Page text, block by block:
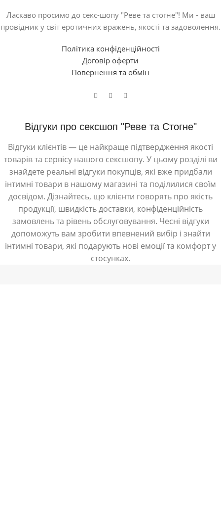
Ласкаво просимо до секс-шопу "Реве та стогне"! Ми - ваш
провідник у світ еротичних вражень, якості та задоволення.
Політика конфіденційності
Договір оферти
Повернення та обмін
Відгуки про сексшоп "Реве та Стогне"
Відгуки клієнтів — це найкраще підтвердження якості
товарів та сервісу нашого сексшопу. У цьому розділі ви
знайдете реальні відгуки покупців, які вже придбали
інтимні товари в нашому магазині та поділилися своїм
досвідом. Дізнайтесь, що клієнти говорять про якість
продукції, швидкість доставки, конфіденційність
замовлень та рівень обслуговування. Чесні відгуки
допоможуть вам зробити впевнений вибір і знайти
інтимні товари, які подарують нові емоції та комфорт у
стосунках.